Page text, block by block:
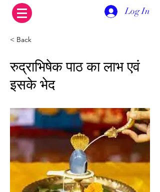
Log In
< Back
रुद्राभिषेक पाठ का लाभ एवं
इसके भेद